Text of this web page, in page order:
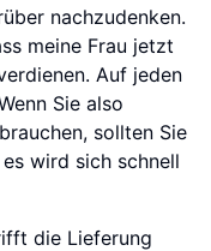
nachzudenken.
meine Frau jetzt
Auf jeden
Sie also
sollten Sie
wird sich schnell
die Lieferung